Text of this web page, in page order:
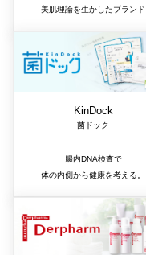
美肌理論を生かしたブランド
KinDock
菌ドック
腸内DNA検査で
体の内側から健康を考える。